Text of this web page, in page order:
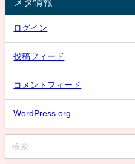
ログイン
投稿フィード
コメントフィード
WordPress.org